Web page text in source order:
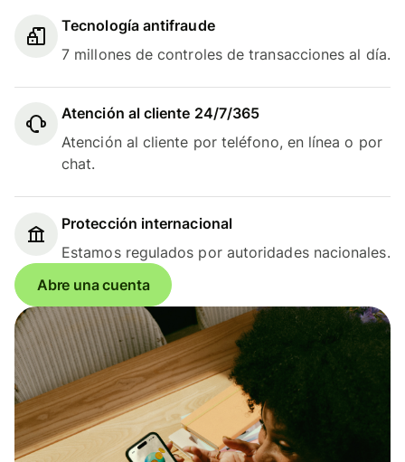
Tecnología antifraude
7 millones de controles de transacciones al día.
Atención al cliente 24/7/365
Atención al cliente por teléfono, en línea o por
chat.
Protección internacional
Estamos regulados por autoridades nacionales.
Abre una cuenta